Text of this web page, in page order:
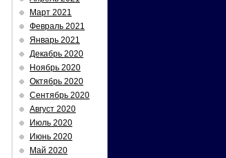
Март 2021
Февраль 2021
Январь 2021
Декабрь 2020
Ноябрь 2020
Октябрь 2020
Сентябрь 2020
Август 2020
Июль 2020
Июнь 2020
Май 2020